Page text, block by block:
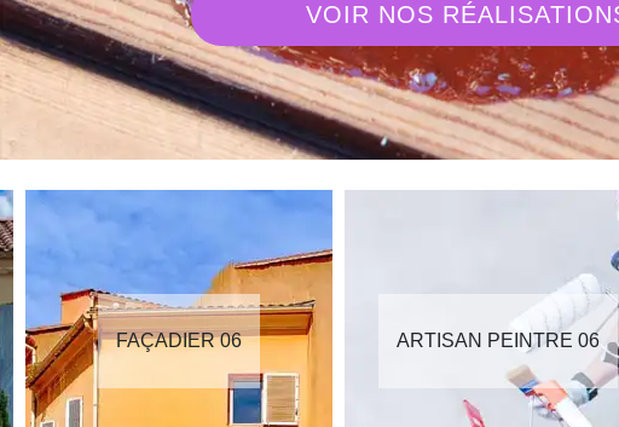
VOIR NOS
FAÇADIER 06 ARTISAN PEINTRE 06